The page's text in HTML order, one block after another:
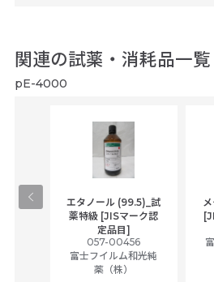
関連の試薬・消耗品一覧
pE-4000
エタノール (99.5)_試
薬特級 [JISマーク認
定品目]
057-00456
富士フイルム和光純
薬（株）